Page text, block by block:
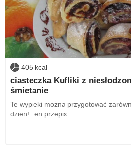
405 kcal
ciasteczka Kufliki z
śmietanie
Te wypieki można przygotować
dzień! Ten przepis